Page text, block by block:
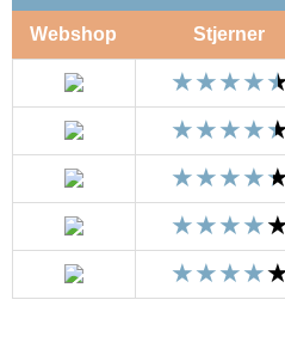
Webshop Stjerner